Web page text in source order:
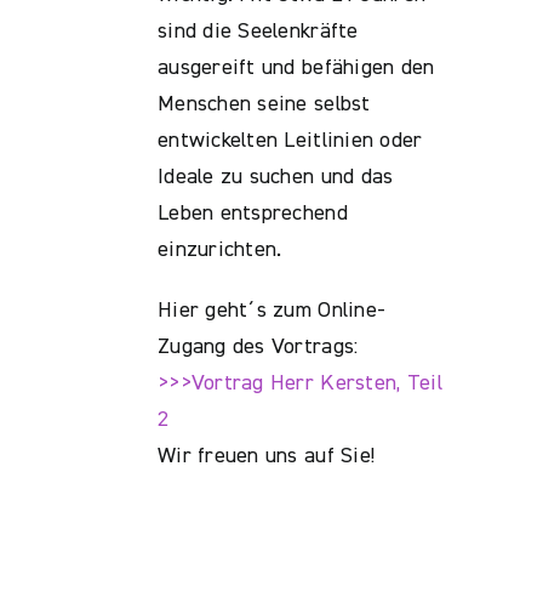
sind die Seelenkräfte
ausgereift und befähigen den
Menschen seine selbst
entwickelten Leitlinien oder
Ideale zu suchen und das
Leben entsprechend
einzurichten.
Hier geht´s zum Online-
Zugang des Vortrags:
>>>Vortrag Herr Kersten, Teil
2
Wir freuen uns auf Sie!